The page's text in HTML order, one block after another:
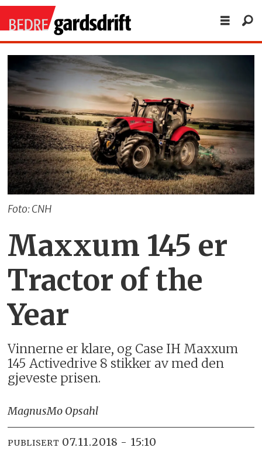
Foto: CNH
Maxxum 145 er
Tractor of the
Year
Vinnerne er klare, og Case IH Maxxum
145 Activedrive 8 stikker av med den
gjeveste prisen.
MagnusMo Opsahl
PUBLISERT 07.11.2018 - 15:10